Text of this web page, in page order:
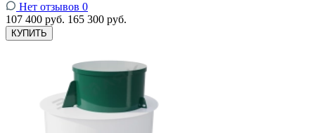
Нет отзывов 0
107 400 руб. 165 300 руб.
КУПИТЬ